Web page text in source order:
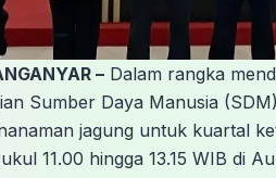
– Dalam rangka
Sumber Daya Manusia
jagung untuk kuartal
11.00 hingga 13.15 WIB di